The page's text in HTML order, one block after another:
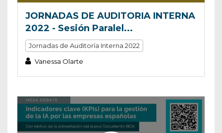
JORNADAS DE AUDITORIA INTERNA
2022 - Sesión Paralel...
Jornadas de Auditoría Interna 2022
Vanessa Olarte